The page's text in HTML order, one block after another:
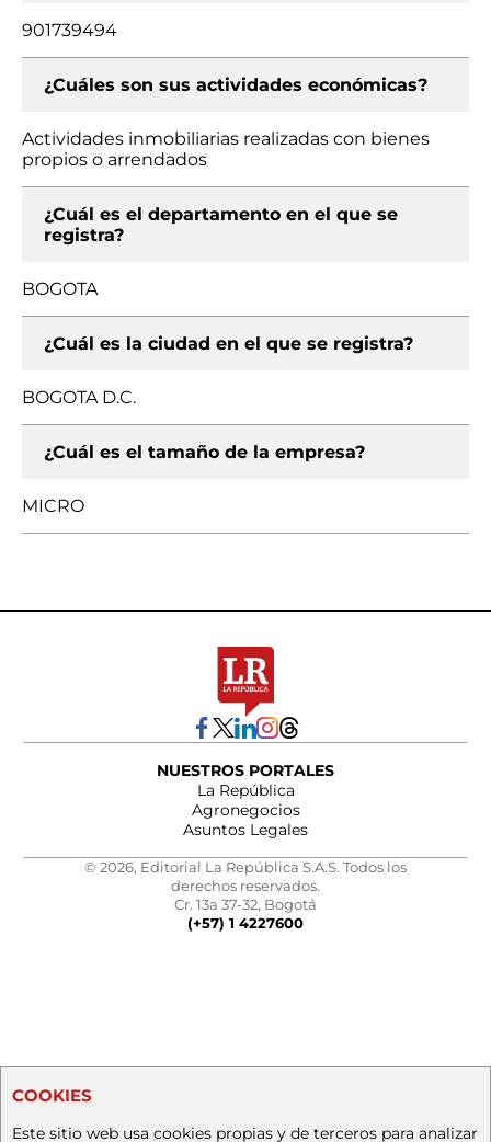
901739494
¿Cuáles son sus actividades económicas?
Actividades inmobiliarias realizadas con bienes
propios o arrendados
¿Cuál es el departamento en el que se
registra?
BOGOTA
¿Cuál es la ciudad en el que se registra?
BOGOTA D.C.
¿Cuál es el tamaño de la empresa?
MICRO
NUESTROS PORTALES
La República
Agronegocios
Asuntos Legales
© 2026, Editorial La República S.A.S. Todos los
derechos reservados.
Cr. 13a 37-32, Bogotá
(+57) 1 4227600
COOKIES
Este sitio web usa cookies propias y de terceros para analizar